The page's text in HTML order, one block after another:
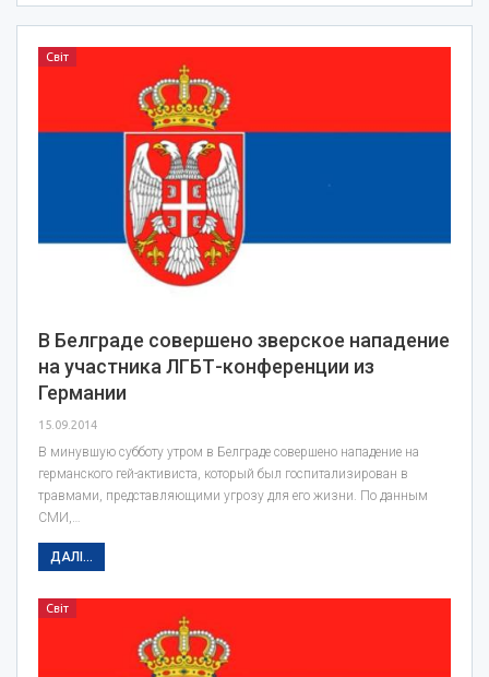
Світ
В Белграде совершено зверское нападение
на участника ЛГБТ-конференции из
Германии
15.09.2014
В минувшую субботу утром в Белграде совершено нападение на
германского гей-активиста, который был госпитализирован в
травмами, представляющими угрозу для его жизни. По данным
СМИ,…
ДАЛІ...
Світ